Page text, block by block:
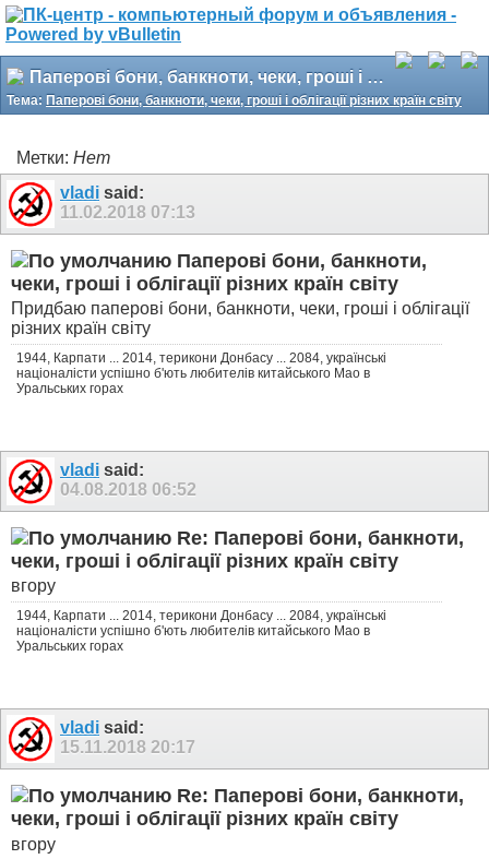
Паперові бони, банкноти, чеки, гроші і облігації різних країн світу
Тема: Паперові бони, банкноти, чеки, гроші і облігації різних країн світу
Метки: Нет
vladi said:
11.02.2018 07:13
Паперові бони, банкноти,
чеки, гроші і облігації різних країн світу
Придбаю паперові бони, банкноти, чеки, гроші і облігації
різних країн світу
1944, Карпати ... 2014, терикони Донбасу ... 2084, українські
націоналісти успішно б'ють любителів китайського Мао в
Уральських горах
vladi said:
04.08.2018 06:52
Re: Паперові бони, банкноти,
чеки, гроші і облігації різних країн світу
вгору
1944, Карпати ... 2014, терикони Донбасу ... 2084, українські
націоналісти успішно б'ють любителів китайського Мао в
Уральських горах
vladi said:
15.11.2018 20:17
Re: Паперові бони, банкноти,
чеки, гроші і облігації різних країн світу
вгору